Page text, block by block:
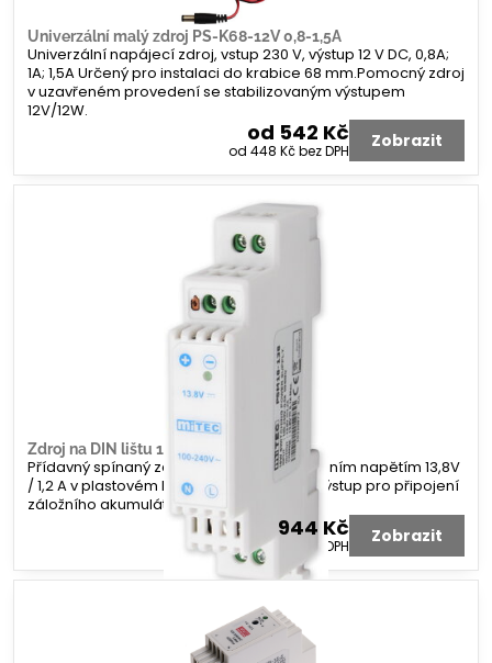
Univerzální malý zdroj PS-K68-12V 0,8-1,5A
Univerzální napájecí zdroj, vstup 230 V, výstup 12 V DC, 0,8A;
1A; 1,5A Určený pro instalaci do krabice 68 mm.Pomocný zdroj
v uzavřeném provedení se stabilizovaným výstupem
12V/12W.
od 542 Kč
od 448 Kčbez DPH Zobrazit
Zdroj na DIN lištu 13V 1A,3Ah +AKU
Přídavný spínaný zdroj na DIN lištu s výstupním napětím 13,8V
/ 1,2 A v plastovém krytu. Napájení 230V. Výstup pro připojení
záložního akumulátoru (0,1A max 1,3 Ah)
944 Kč
780 Kč bez DPH Zobrazit